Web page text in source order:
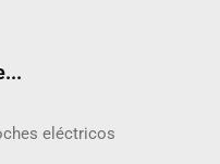
eléctricos